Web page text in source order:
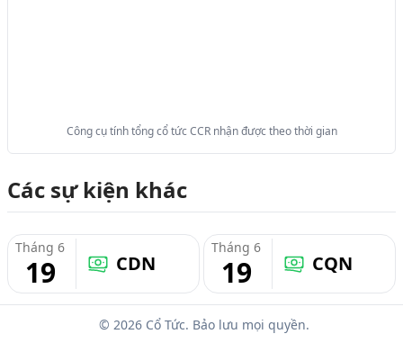
Công cụ tính tổng cổ tức CCR nhận được theo thời gian
Các sự kiện khác
Tháng 6
19 CDN
Tháng 6
19 CQN
© 2026 Cổ Tức. Bảo lưu mọi quyền.